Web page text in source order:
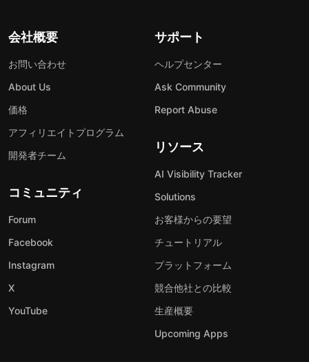
会社概要
お問い合わせ
About Us
価格
アフィリエイトプログラム
開発者チーム
コミュニティ
Forum
Facebook
Instagram
X
YouTube
サポート
ヘルプセンター
Ask Community
Report Abuse
リソース
AI Visibility Tracker
Solutions
お客様からの要望
チュートリアル
プラットフォーム
競合他社との比較
生産概要
Upcoming Apps